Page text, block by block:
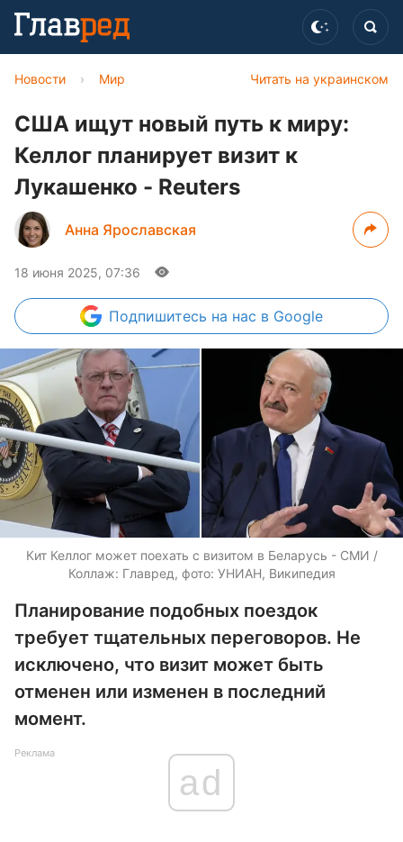
Читать на украинском
Новости › Мир
США ищут новый путь к миру:
Келлог планирует визит к
Лукашенко - Reuters
Анна Ярославская
18 июня 2025, 07:36
Подпишитесь на нас в Google
Кит Келлог может поехать с визитом в Беларусь - СМИ /
Коллаж: Главред, фото: УНИАН, Википедия
Планирование подобных поездок
требует тщательных переговоров. Не
исключено, что визит может быть
отменен или изменен в последний
момент.
Реклама
ad